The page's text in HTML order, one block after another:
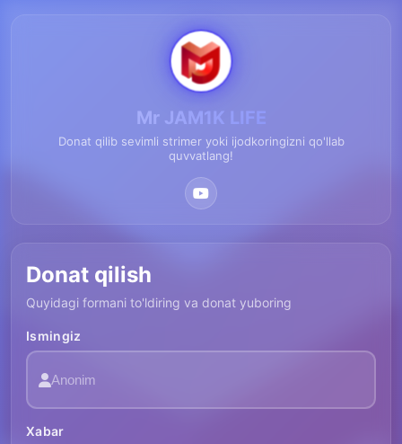
Mr JAM1K LIFE
Donat qilib sevimli strimer yoki ijodkoringizni qo'llab
quvvatlang!
Donat qilish
Quyidagi formani to'ldiring va donat yuboring
Ismingiz
Xabar